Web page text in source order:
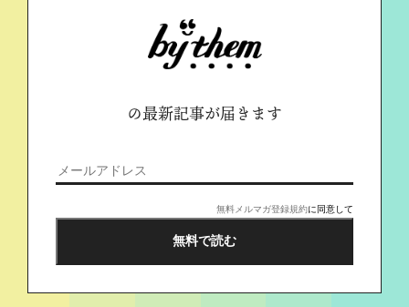
の最新記事が届きます
無料メルマガ登録規約に同意して